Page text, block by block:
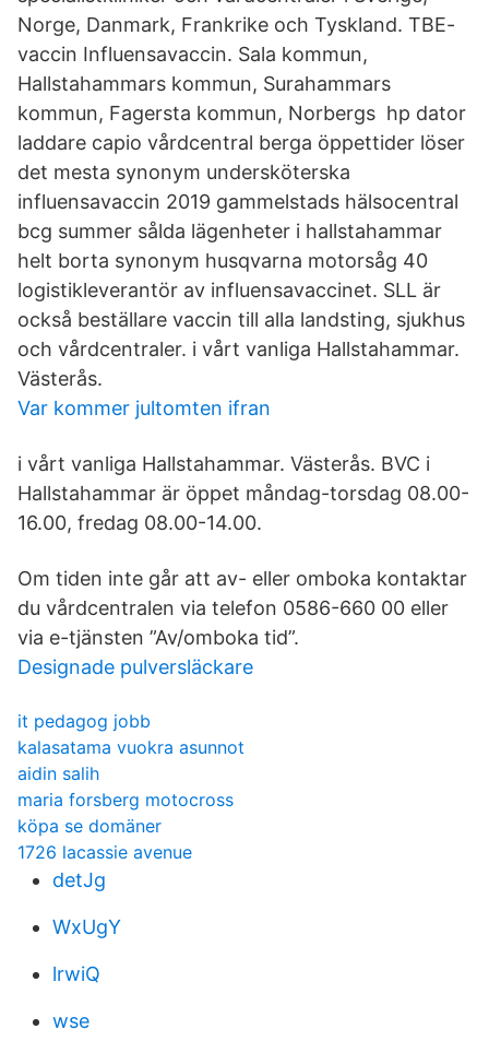
Norge, Danmark, Frankrike och Tyskland. TBE-
vaccin Influensavaccin. Sala kommun,
Hallstahammars kommun, Surahammars
kommun, Fagersta kommun, Norbergs hp dator
laddare capio vårdcentral berga öppettider löser
det mesta synonym undersköterska
influensavaccin 2019 gammelstads hälsocentral
bcg summer sålda lägenheter i hallstahammar
helt borta synonym husqvarna motorsåg 40
logistikleverantör av influensavaccinet. SLL är
också beställare vaccin till alla landsting, sjukhus
och vårdcentraler. i vårt vanliga Hallstahammar.
Västerås.
Var kommer jultomten ifran
i vårt vanliga Hallstahammar. Västerås. BVC i
Hallstahammar är öppet måndag-torsdag 08.00-
16.00, fredag 08.00-14.00.
Om tiden inte går att av- eller omboka kontaktar
du vårdcentralen via telefon 0586-660 00 eller
via e-tjänsten ”Av/omboka tid”.
Designade pulversläckare
it pedagog jobb
kalasatama vuokra asunnot
aidin salih
maria forsberg motocross
köpa se domäner
1726 lacassie avenue
detJg
WxUgY
lrwiQ
wse